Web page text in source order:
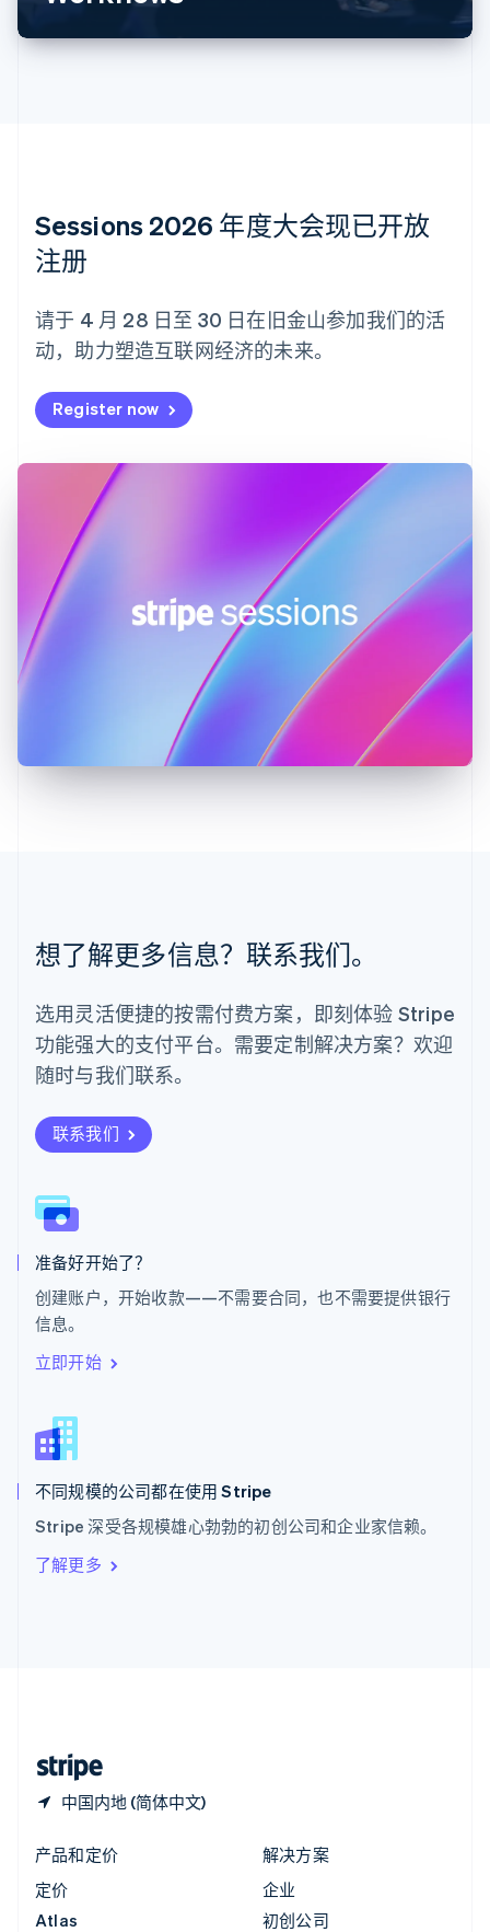
Sessions 2026 年度大会现已开放
注册
请于 4 月 28 日至 30 日在旧金山参加我们的活
动，助力塑造互联网经济的未来。
Register now
想了解更多信息？联系我们。
选用灵活便捷的按需付费方案，即刻体验 Stripe
功能强大的支付平台。需要定制解决方案？欢迎
随时与我们联系。
联系我们
准备好开始了？
创建账户，开始收款——不需要合同，也不需要提供银行
信息。
立即开始
不同规模的公司都在使用 Stripe
Stripe 深受各规模雄心勃勃的初创公司和企业家信赖。
了解更多
中国内地 (简体中文)
比利时
法国
FrançaisEnglish
芬兰
荷兰
NederlandsEnglish
加拿大
捷克
English
EnglishItaliano
拉脱维亚
English
立陶宛
English
列支敦士登
Deutsch
English
English简体中文
PortuguêsEnglish
日本
瑞典
SvenskaEnglish
瑞士
DeutschFrançaisItaliano
English
斯洛伐克
斯洛文尼亚
English
泰国
ไทยEnglish
English
西班牙
Español
新加坡
新西兰
English
匈牙利
English
ItalianoEnglish
印度
English
产品和定价
定价
Atlas
解决方案
企业
初创公司